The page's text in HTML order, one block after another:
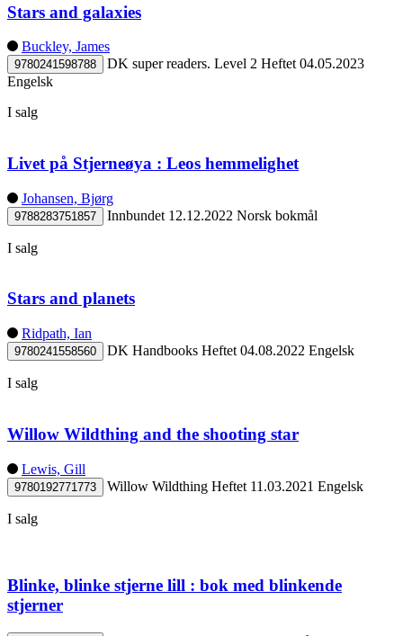
Stars and galaxies
Buckley, James
9780241598788 DK super readers. Level 2 Heftet 04.05.2023
Engelsk
I salg
Livet på Stjerneøya : Leos hemmelighet
Johansen, Bjørg
9788283751857 Innbundet 12.12.2022 Norsk bokmål
I salg
Stars and planets
Ridpath, Ian
9780241558560 DK Handbooks Heftet 04.08.2022 Engelsk
I salg
Willow Wildthing and the shooting star
Lewis, Gill
9780192771773 Willow Wildthing Heftet 11.03.2021 Engelsk
I salg
Blinke, blinke stjerne lill : bok med blinkende
stjerner